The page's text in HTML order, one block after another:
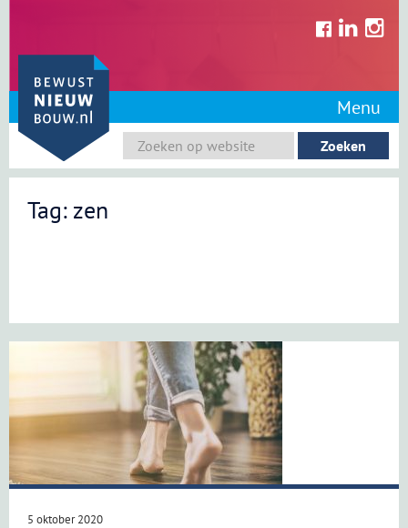
content
Menu
Tag: zen
5 oktober 2020